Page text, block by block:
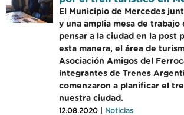
El Municipio de Mercedes
y una amplia mesa de trabajo
pensar a la ciudad en la post
esta manera, el área de
Asociación Amigos del
integrantes de Trenes
comenzaron a planificar el
nuestra ciudad.
12.08.2020 | Noticias